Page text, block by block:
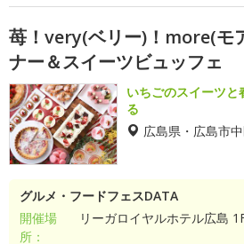
苺！very(ベリー)！more(モ
ナー＆スイーツビュッフェ
いちごのスイーツ
る
広島県・広島市
グルメ・フードフェスDATA
開催場
所：
リーガロイヤルホテル広島